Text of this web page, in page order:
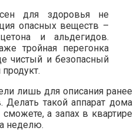
для здоровья не
опасных веществ –
и альдегидов.
тройная перегонка
чистый и безопасный
лишь для описания ранее
Делать такой аппарат дома
а запах в квартире
неделю.